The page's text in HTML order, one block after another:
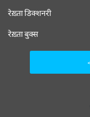
रेख़्ता डिक्शनरी
रेख़्ता बुक्स